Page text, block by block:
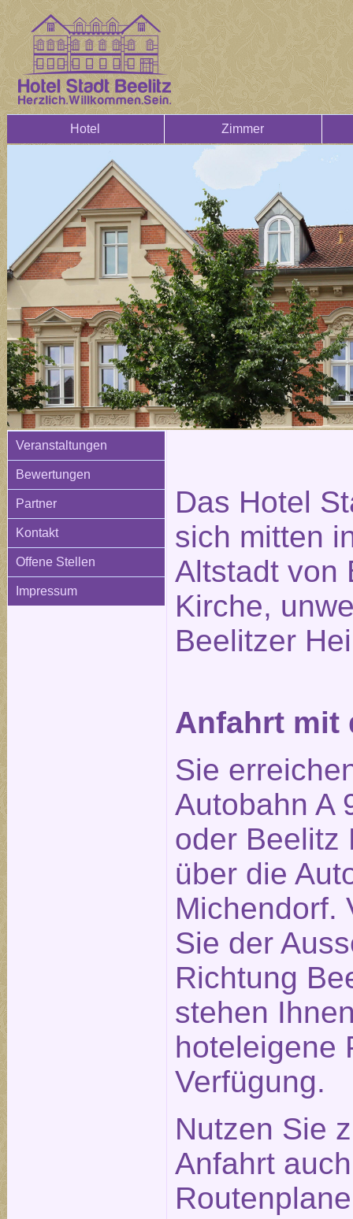
Hotel Zimmer
Veranstaltungen
Bewertungen
Partner
Kontakt
Offene Stellen
Impressum
Das Hotel
sich mitten
Altstadt von
Kirche,
Beelitzer
Anfahrt mit
Sie
Autobahn A
oder Beelitz
über die
Michendorf.
Sie der
Richtung
stehen
hoteleigene
Verfügung.
Nutzen Sie
Anfahrt